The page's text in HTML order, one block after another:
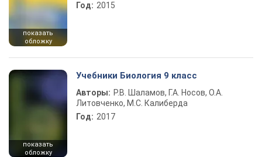
показать
обложку
Год: 2015
показать
обложку
Учебники Биология 9 класс
Авторы: Р.В. Шаламов, Г.А. Носов, О.А.
Литовченко, М.С. Калиберда
Год: 2017